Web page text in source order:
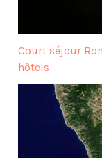
Court séjour
hôtels